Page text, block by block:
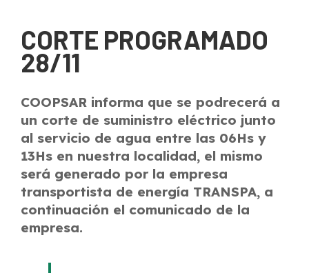
CORTE PROGRAMADO
28/11
COOPSAR informa que se podrecerá a
un corte de suministro eléctrico junto
al servicio de agua entre las 06Hs y
13Hs en nuestra localidad, el mismo
será generado por la empresa
transportista de energía TRANSPA, a
continuación el comunicado de la
empresa.